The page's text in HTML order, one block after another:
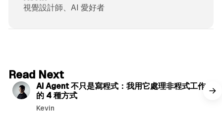
視覺設計師、AI 愛好者
Read Next
AI Agent 不只是寫程式：我用它處理非程式工作
的 4 種方式
Kevin